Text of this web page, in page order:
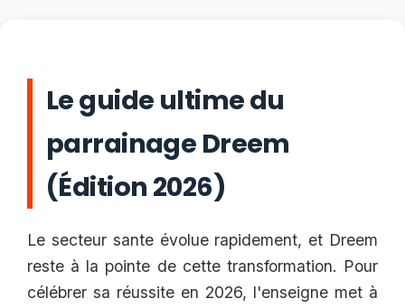
Le guide ultime du
parrainage Dreem
(Édition 2026)
Le secteur sante évolue rapidement, et Dreem
reste à la pointe de cette transformation. Pour
célébrer sa réussite en 2026, l'enseigne met à